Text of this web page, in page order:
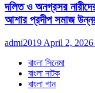
দলিত ও অনগ্রসর
আশার প্রদীপ সমাজ
admi2019 April 2, 2026
বাংলা সিনেমা
বাংলা নাটক
বাংলা গান